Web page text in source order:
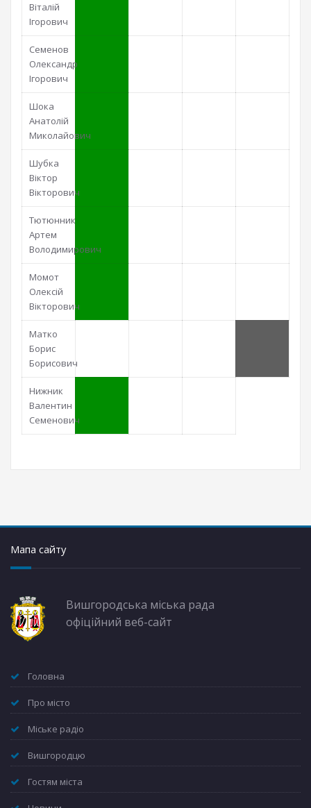
Віталій
Ігорович
Семенов
Олександр
Ігорович
Шока
Анатолій
Миколайович
Шубка
Віктор
Вікторович
Тютюнник
Артем
Володимирович
Момот
Олексій
Вікторович
Матко
Борис
Борисович
Нижник
Валентин
Семенович
Мапа сайту
Вишгородська міська рада
офіційний веб-сайт
Головна
Про місто
Міське радіо
Вишгородцю
Гостям міста